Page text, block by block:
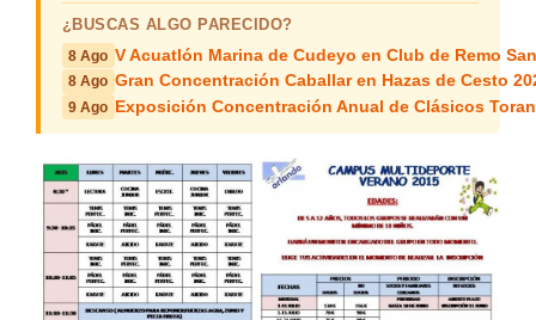
¿BUSCAS ALGO PARECIDO?
8 Ago V Acuatlón Marina de Cudeyo en Club de Remo
8 Ago Gran Concentración Caballar en Hazas de Cesto
9 Ago Exposición Concentración Anual de Clásicos